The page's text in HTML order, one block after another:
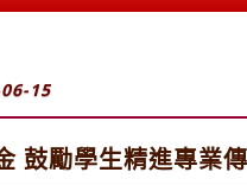
15
鼓勵學生精進專業